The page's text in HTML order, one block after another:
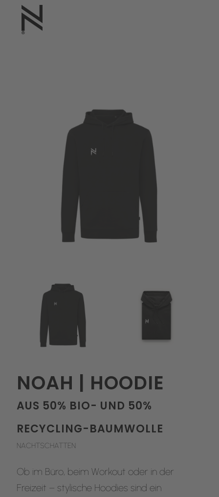
NOAH | HOODIE
AUS 50% BIO- UND 50%
RECYCLING-BAUMWOLLE
NACHTSCHATTEN
Ob im Büro, beim Workout oder in der
Freizeit – stylische Hoodies sind ein